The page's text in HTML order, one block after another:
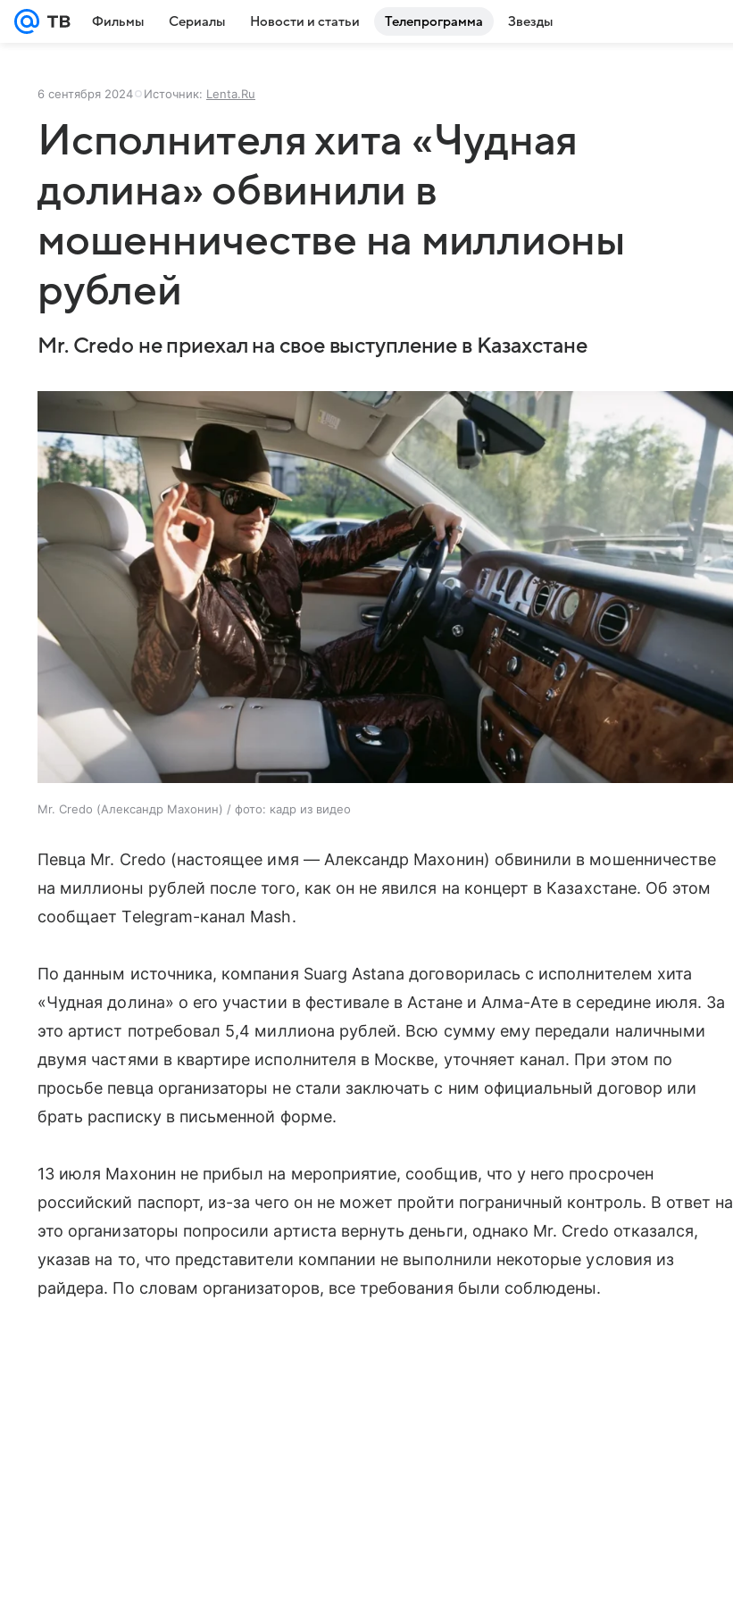
Фильмы Сериалы Новости и статьи Телепрограмма Звезды
6 сентября 2024 Источник: Lenta.Ru
Исполнителя хита «Чудная
долина» обвинили в
мошенничестве на миллионы
рублей
Mr. Credo не приехал на свое выступление в Казахстане
Mr. Credo (Александр Махонин) / фото: кадр из видео
Певца Mr. Credo (настоящее имя — Александр Махонин) обвинили в мошенничестве
на миллионы рублей после того, как он не явился на концерт в Казахстане. Об этом
сообщает Telegram-канал Mash.
По данным источника, компания Suarg Astana договорилась с исполнителем хита
«Чудная долина» о его участии в фестивале в Астане и Алма-Ате в середине июля. За
это артист потребовал 5,4 миллиона рублей. Всю сумму ему передали наличными
двумя частями в квартире исполнителя в Москве, уточняет канал. При этом по
просьбе певца организаторы не стали заключать с ним официальный договор или
брать расписку в письменной форме.
13 июля Махонин не прибыл на мероприятие, сообщив, что у него просрочен
российский паспорт, из-за чего он не может пройти пограничный контроль. В ответ на
это организаторы попросили артиста вернуть деньги, однако Mr. Credo отказался,
указав на то, что представители компании не выполнили некоторые условия из
райдера. По словам организаторов, все требования были соблюдены.